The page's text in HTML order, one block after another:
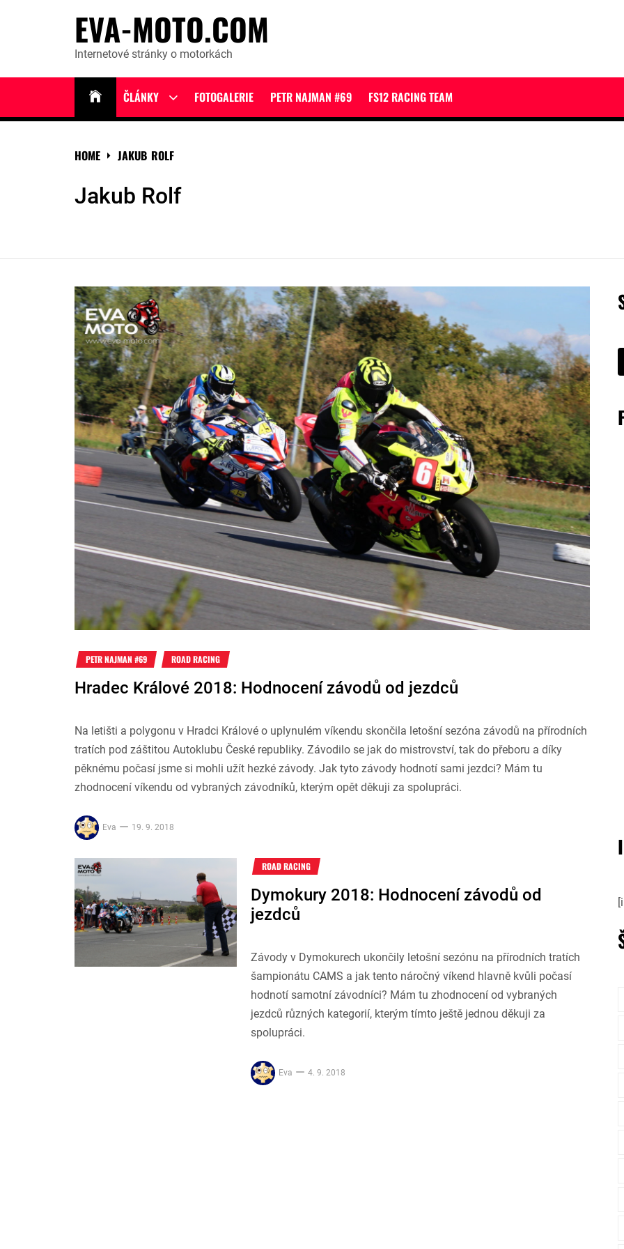
EVA-MOTO.COM
Internetové stránky o motorkách
ČLÁNKY
Show
menu
FOTOGALERIE PETR NAJMAN #69 FS12 RACING TEAM
HOME JAKUB ROLF
Jakub Rolf
PETR NAJMAN #69 ROAD RACING
Hradec Králové 2018: Hodnocení závodů od jezdců
Na letišti a polygonu v Hradci Králové o uplynulém víkendu skončila letošní sezóna závodů na přírodních
tratích pod záštitou Autoklubu České republiky. Závodilo se jak do mistrovství, tak do přeboru a díky
pěknému počasí jsme si mohli užít hezké závody. Jak tyto závody hodnotí sami jezdci? Mám tu
zhodnocení víkendu od vybraných závodníků, kterým opět děkuji za spolupráci.
Eva 19. 9. 2018
ROAD RACING
Dymokury 2018: Hodnocení závodů od
jezdců
Závody v Dymokurech ukončily letošní sezónu na přírodních tratích
šampionátu CAMS a jak tento náročný víkend hlavně kvůli počasí
hodnotí samotní závodníci? Mám tu zhodnocení od vybraných
jezdců různých kategorií, kterým tímto ještě jednou děkuji za
spolupráci.
Eva 4. 9. 2018